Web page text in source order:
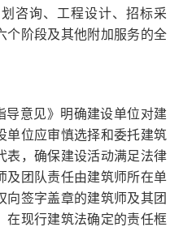
咨询、工程设计、招标采
个阶段及其他附加服务的全
意见》明确建设单位对建
单位应审慎选择和委托建筑
表，确保建设活动满足法律
及团队责任由建筑师所在单
向签字盖章的建筑师及其团
在现行建筑法确定的责任框